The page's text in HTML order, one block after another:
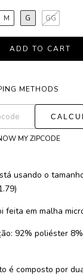
GG
G
M
METHODS
zipcode:
CHANGE
MY ZIPCODE
usando o
feita em malha
92% poliéster 8%
é composto por